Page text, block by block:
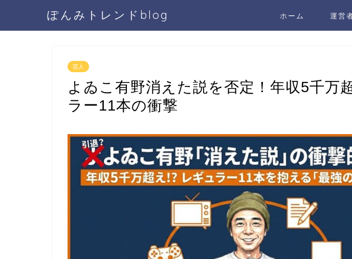
ぽんみトレンドblog ホーム 運営
芸人
よゐこ有野消えた説を否定！年収5千万
ラー11本の衝撃